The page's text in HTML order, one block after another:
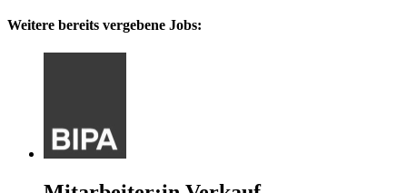
Weitere bereits vergebene Jobs: